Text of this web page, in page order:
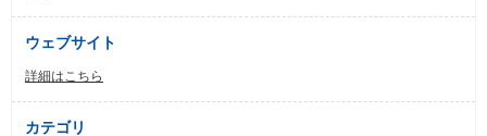
ウェブサイト
詳細はこちら
カテゴリ